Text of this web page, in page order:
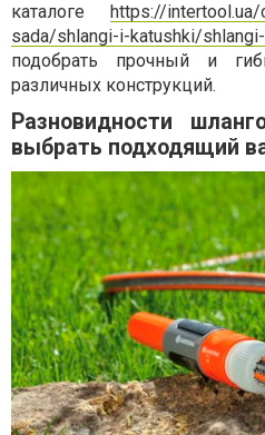
каталоге https://
sada/shlangi-i-katushki/
подобрать прочный и
различных конструкций.
Разновидности
выбрать подходящий